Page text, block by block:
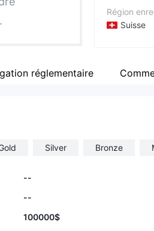
Région
Suisse
Société
réglementaire
Silver Bronze
--
--
100000$